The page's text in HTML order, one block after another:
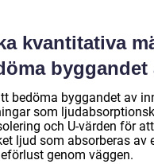
kvantitativa
bedöma byggandet av
som
och U-värden för
ljud som absorberas av
genom väggen.